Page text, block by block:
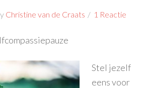
Christine van de Craats 1 Reactie
Stel jezelf
eens voor